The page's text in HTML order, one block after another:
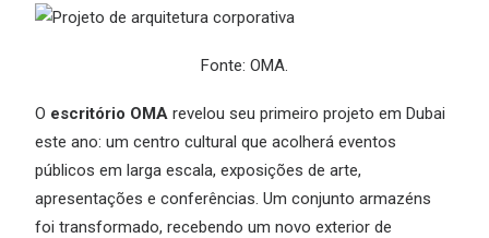
Fonte: OMA.
O escritório OMA revelou seu primeiro projeto em Dubai
este ano: um centro cultural que acolherá eventos
públicos em larga escala, exposições de arte,
apresentações e conferências. Um conjunto armazéns
foi transformado, recebendo um novo exterior de